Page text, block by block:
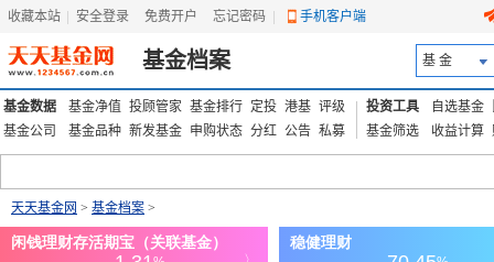
收藏本站 安全登录 免费开户 忘记密码 手机客户端
基金档案 基 金
基金数据 基金净值 投顾管家 基金排行 定投 港基 评级
基金公司
基金品种 新发基金 申购状态 分红 公告 私募
投资工具 自选基金
基金筛选
收益计算
天天基金网 > 基金档案 >